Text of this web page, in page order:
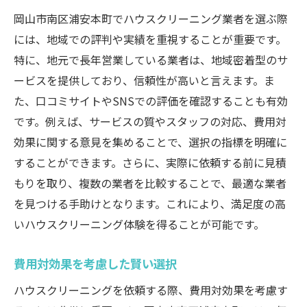
岡山市南区浦安本町でハウスクリーニング業者を選ぶ際
には、地域での評判や実績を重視することが重要です。
特に、地元で長年営業している業者は、地域密着型のサ
ービスを提供しており、信頼性が高いと言えます。ま
た、口コミサイトやSNSでの評価を確認することも有効
です。例えば、サービスの質やスタッフの対応、費用対
効果に関する意見を集めることで、選択の指標を明確に
することができます。さらに、実際に依頼する前に見積
もりを取り、複数の業者を比較することで、最適な業者
を見つける手助けとなります。これにより、満足度の高
いハウスクリーニング体験を得ることが可能です。
費用対効果を考慮した賢い選択
ハウスクリーニングを依頼する際、費用対効果を考慮す